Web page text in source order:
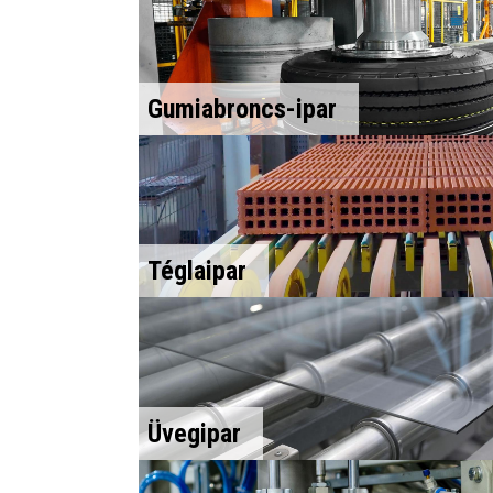
Gumiabroncs-ipar
Téglaipar
Üvegipar